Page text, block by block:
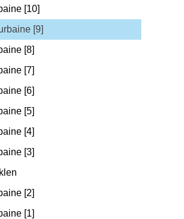
[10]
[9]
[8]
[7]
[6]
[5]
[4]
[3]
[2]
[1]